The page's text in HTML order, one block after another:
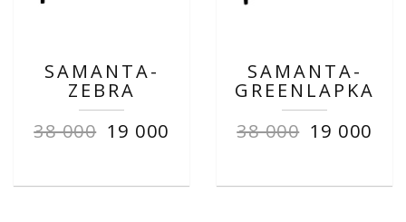
SAMANTA-
ZEBRA
38 000 19 000
SAMANTA-
GREENLAPKA
38 000 19 000